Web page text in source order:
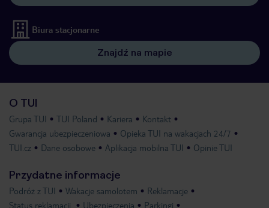
Biura stacjonarne
Znajdź na mapie
O TUI
Grupa TUI TUI Poland Kariera
Kontakt
Gwarancja ubezpieczeniowa
Opieka TUI na wakacjach 24/7
TUI.cz
Dane osobowe Aplikacja mobilna TUI Opinie TUI
Przydatne informacje
Podróż z TUI Wakacje samolotem
Reklamacje
Status reklamacji
Ubezpieczenia Parkingi